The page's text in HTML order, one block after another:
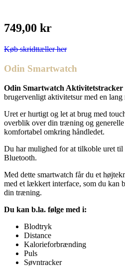
749,00 kr
Køb skridttæller her
Odin Smartwatch
Odin Smartwatch Aktivitetstracker
brugervenligt aktivitetsur med en
Uret er hurtigt og let at brug med
overblik over din træning og
komfortabel omkring håndledet.
Du har mulighed for at tilkoble uret til
Bluetooth.
Med dette smartwatch får du et
med et lækkert interface, som du kan
din træning.
Du kan b.la. følge med i:
Blodtryk
Distance
Kalorieforbrænding
Puls
Søvntracker